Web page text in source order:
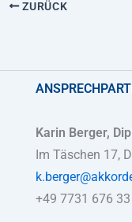
ZURÜCK
Karin Berger,
Im Täschen 17,
+49 7731 676 33